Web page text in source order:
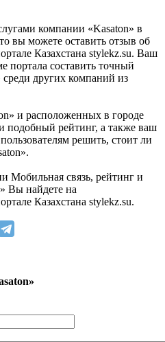
компании «Kasaton» в
вы можете оставить отзыв об
Казахстана stylekz.su. Ваш
портала составить точный
других компаний из
и расположенных в городе
подобный рейтинг, а также ваш
решить, стоит ли
Мобильная связь, рейтинг и
Вы найдете на
Казахстана stylekz.su.